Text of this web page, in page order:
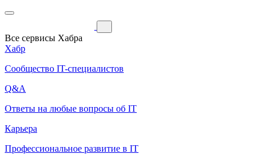
Все сервисы Хабра
Хабр
Сообщество IT-специалистов
Q&A
Ответы на любые вопросы об IT
Карьера
Профессиональное развитие в IT